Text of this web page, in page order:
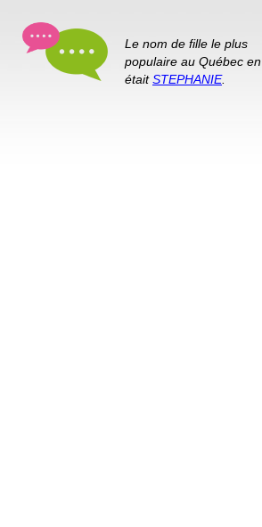
Le nom de fille le plus
populaire au Québec en
étaitSTEPHANIE.